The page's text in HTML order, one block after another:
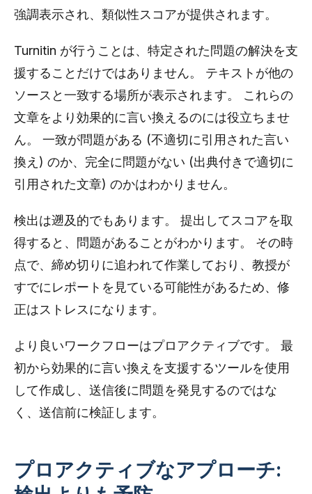
強調表示され、類似性スコアが提供されます。
Turnitin が行うことは、特定された問題の解決を支
援することだけではありません。 テキストが他の
ソースと一致する場所が表示されます。 これらの
文章をより効果的に言い換えるのには役立ちませ
ん。 一致が問題がある (不適切に引用された言い
換え) のか、完全に問題がない (出典付きで適切に
引用された文章) のかはわかりません。
検出は遡及的でもあります。 提出してスコアを取
得すると、問題があることがわかります。 その時
点で、締め切りに追われて作業しており、教授が
すでにレポートを見ている可能性があるため、修
正はストレスになります。
より良いワークフローはプロアクティブです。 最
初から効果的に言い換えを支援するツールを使用
して作成し、送信後に問題を発見するのではな
く、送信前に検証します。
プロアクティブなアプローチ: